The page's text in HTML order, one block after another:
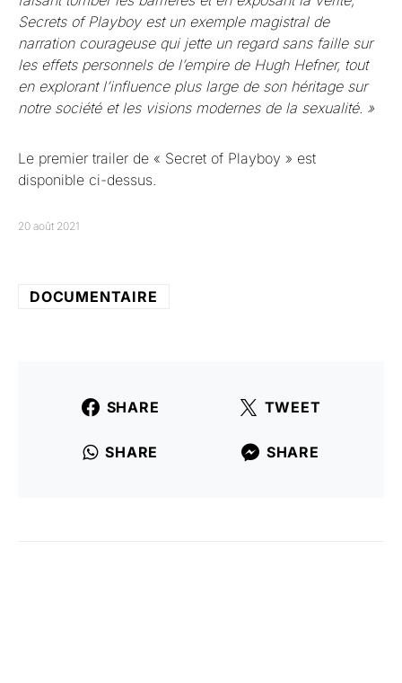
Secrets of Playboy est un exemple magistral de
narration courageuse qui jette un regard sans faille sur
les effets personnels de l’empire de Hugh Hefner, tout
en explorant l’influence plus large de son héritage sur
notre société et les visions modernes de la sexualité. »
Le premier trailer de « Secret of Playboy » est
disponible ci-dessus.
20 août 2021
DOCUMENTAIRE
SHARE TWEET
SHARE SHARE